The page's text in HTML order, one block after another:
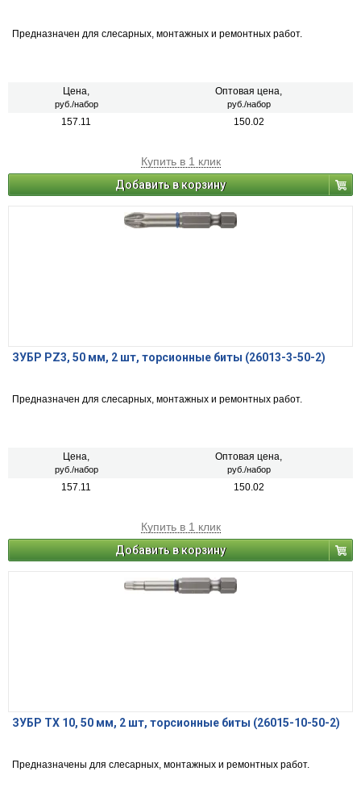
Предназначен для слесарных, монтажных и ремонтных работ.
Цена,
руб./набор
Оптовая цена,
руб./набор
157.11 150.02
Купить в 1 клик
Добавить в корзину
ЗУБР PZ3, 50 мм, 2 шт, торсионные биты (26013-3-50-2)
Предназначен для слесарных, монтажных и ремонтных работ.
Цена,
руб./набор
Оптовая цена,
руб./набор
157.11 150.02
Купить в 1 клик
Добавить в корзину
ЗУБР TX 10, 50 мм, 2 шт, торсионные биты (26015-10-50-2)
Предназначены для слесарных, монтажных и ремонтных работ.